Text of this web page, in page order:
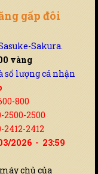
gấp đôi
Sakura.
vàng
số lượng cá nhận
800
2500-2500
2412
2026 - 23:59
chủ của